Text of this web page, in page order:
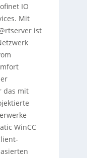
IO
Mit
ist
das mit
WinCC